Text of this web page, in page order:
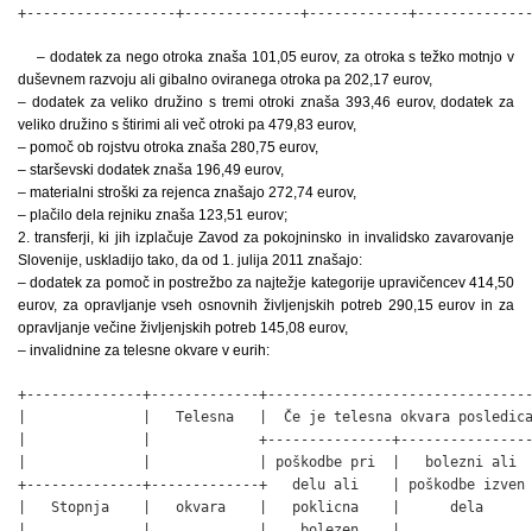
+------------------+--------------+------------
– dodatek za nego otroka znaša 101,05 eurov, za otroka s težko motnjo v
duševnem razvoju ali gibalno oviranega otroka pa 202,17 eurov,
– dodatek za veliko družino s tremi otroki znaša 393,46 eurov, dodatek za
veliko družino s štirimi ali več otroki pa 479,83 eurov,
– pomoč ob rojstvu otroka znaša 280,75 eurov,
– starševski dodatek znaša 196,49 eurov,
– materialni stroški za rejenca znašajo 272,74 eurov,
– plačilo dela rejniku znaša 123,51 eurov;
2. transferji, ki jih izplačuje Zavod za pokojninsko in invalidsko zavarovanje
Slovenije, uskladijo tako, da od 1. julija 2011 znašajo:
– dodatek za pomoč in postrežbo za najtežje kategorije upravičencev 414,50
eurov, za opravljanje vseh osnovnih življenjskih potreb 290,15 eurov in za
opravljanje večine življenjskih potreb 145,08 eurov,
– invalidnine za telesne okvare v eurih:
+--------------+-------------
|              |   Telesna   |  Če je telesna okvara
|              |             +---------------
|              |             | poškodbe pri  |   bolezni ali
+--------------+-------------+   delu ali    | poškodbe
|   Stopnja    |   okvara    |   poklicna    |      dela